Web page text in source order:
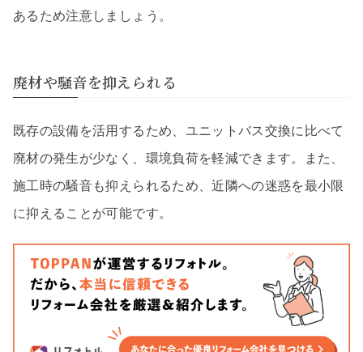
あるため注意しましょう。
廃材や騒音を抑えられる
既存の設備を活用するため、ユニットバス交換に比べて
廃材の発生が少なく、環境負荷を軽減できます。また、
施工時の騒音も抑えられるため、近隣への迷惑を最小限
に抑えることが可能です。